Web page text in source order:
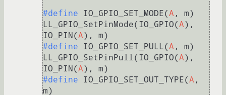
#define IO_GPIO_SET_MODE(A , m)
LL_GPIO_SetPinMode(IO_GPIO(A),
IO_PIN(A
#define IO_GPIO_SET_PULL(A , m)
LL_GPIO_SetPinPull(IO_GPIO(A),
IO_PIN(A
#define IO_GPIO_SET_OUT_TYPE(A ,
m)